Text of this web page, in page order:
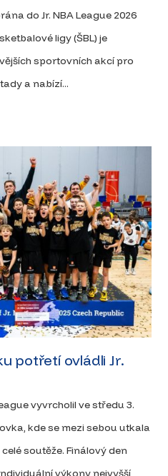
do Jr. NBA League 2026
ligy (ŠBL) je
sportovních akcí pro
a nabízí...
potřetí ovládli Jr.
vyvrcholil ve středu 3.
kde se mezi sebou utkala
soutěže. Finálový den
výkony nejvyšší